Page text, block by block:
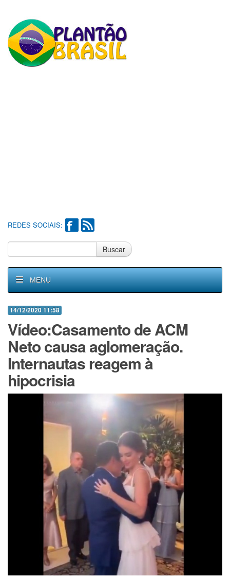
REDES SOCIAIS:
Buscar
MENU
14/12/2020 11:58
Vídeo:Casamento de ACM
Neto causa aglomeração.
Internautas reagem à
hipocrisia